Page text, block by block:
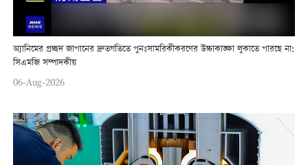
অ্যানিমের প্রচ্ছদ জাপানের দ্রুতগতিতে পুনঃসামরিকীকরণের উচ্চাকাঙ্ক্ষা লুকাতে পারছে না:
সিএমজি সম্পাদকীয়
06-Aug-2026